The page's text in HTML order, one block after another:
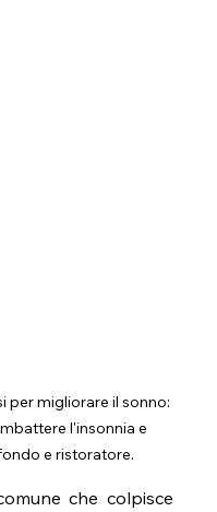
per migliorare il sonno:
l'insonnia e
e ristoratore.
che colpisce